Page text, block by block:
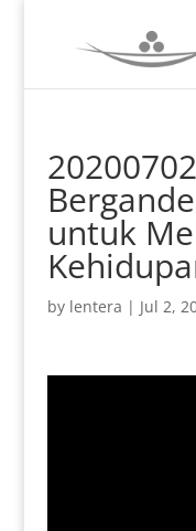
untuk
by lentera | Jul 2,